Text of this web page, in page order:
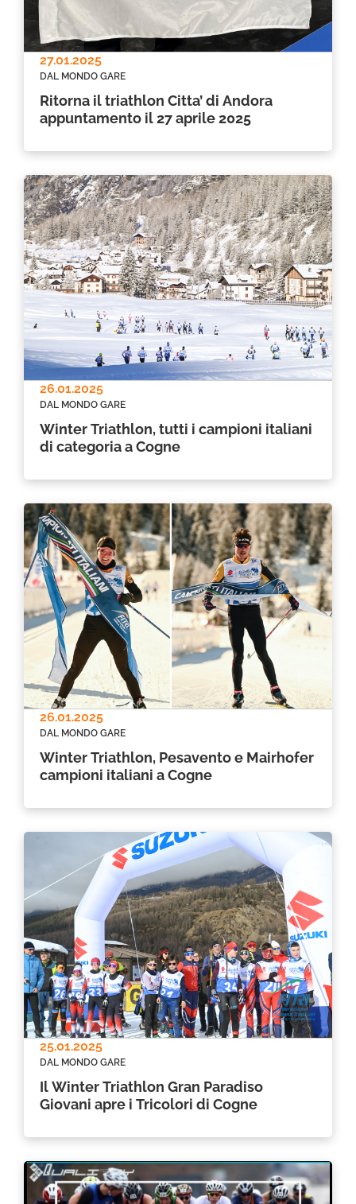
27.01.2025
DAL MONDO GARE
Ritorna il triathlon Citta’ di Andora
appuntamento il 27 aprile 2025
26.01.2025
DAL MONDO GARE
Winter Triathlon, tutti i campioni italiani
di categoria a Cogne
26.01.2025
DAL MONDO GARE
Winter Triathlon, Pesavento e Mairhofer
campioni italiani a Cogne
25.01.2025
DAL MONDO GARE
Il Winter Triathlon Gran Paradiso
Giovani apre i Tricolori di Cogne